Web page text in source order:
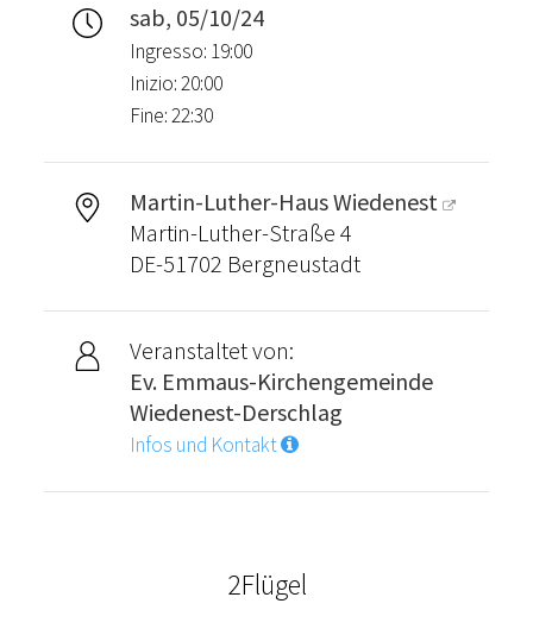
sab, 05/10/24
Ingresso: 19:00
Inizio: 20:00
Fine: 22:30
Martin-Luther-Haus Wiedenest
Martin-Luther-Straße 4
DE-51702 Bergneustadt
Veranstaltet von:
Ev. Emmaus-Kirchengemeinde
Wiedenest-Derschlag
Infos und Kontakt
2Flügel